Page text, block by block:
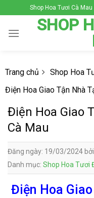
to
content
Shop Hoa Tươi Cà
SHOP
Trang chủ
Shop Hoa
Điện Hoa Giao Tận Nhà
Điện Hoa Giao
Cà Mau
Đăng ngày: 19/03/2024
Danh mục: Shop Hoa Tươi
Điện Hoa